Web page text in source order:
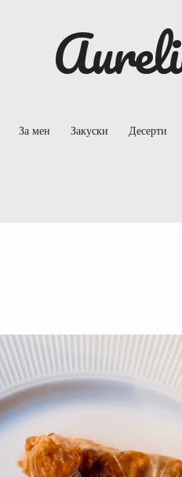
За мен Закуски Десерти